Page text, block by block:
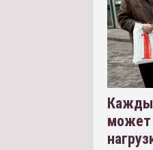
может